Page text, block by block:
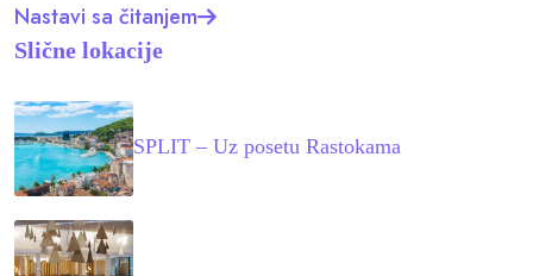
Nastavi sa čitanjem
Slične lokacije
SPLIT – Uz posetu Rastokama